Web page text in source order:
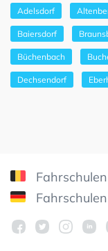
Adelsdorf
Baiersdorf
Büchenbach
Dechsendorf